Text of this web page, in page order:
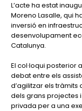
L’acte ha estat
Moreno Lasalle, qui
inversió en
desenvolupament
Catalunya.
El col·loqui posterior
debat entre els
d’agilitzar els
dels grans projectes
privada per a una